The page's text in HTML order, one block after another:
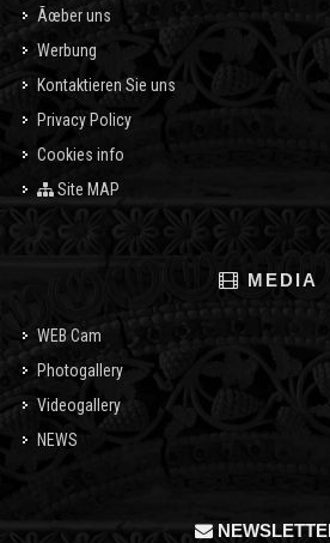
Ãœber uns
Werbung
Kontaktieren Sie uns
Privacy Policy
Cookies info
Site MAP
MEDIA
WEB Cam
Photogallery
Videogallery
NEWS